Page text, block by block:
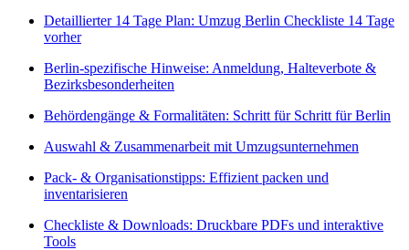
Detaillierter 14 Tage Plan: Umzug Berlin Checkliste 14 Tage
vorher
Berlin-spezifische Hinweise: Anmeldung, Halteverbote &
Bezirksbesonderheiten
Behördengänge & Formalitäten: Schritt für Schritt für Berlin
Auswahl & Zusammenarbeit mit Umzugsunternehmen
Pack‑ & Organisationstipps: Effizient packen und
inventarisieren
Checkliste & Downloads: Druckbare PDFs und interaktive
Tools